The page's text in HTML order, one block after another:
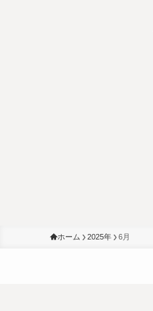
ホーム 2025年 6月